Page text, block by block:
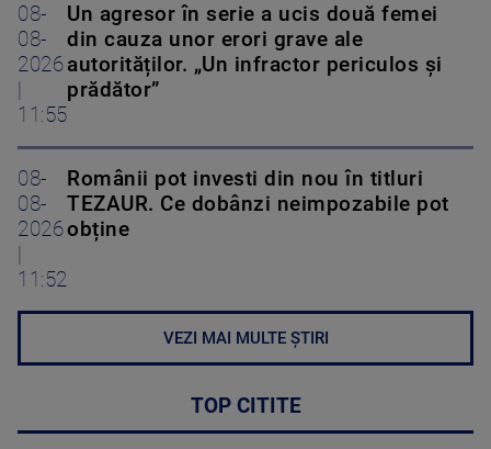
08-
08-
2026
|
11:55
Un agresor în serie a ucis două femei
din cauza unor erori grave ale
autorităților. „Un infractor periculos și
prădător”
08-
08-
2026
|
11:52
Românii pot investi din nou în titluri
TEZAUR. Ce dobânzi neimpozabile pot
obține
VEZI MAI MULTE ȘTIRI
TOP CITITE